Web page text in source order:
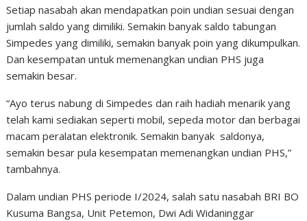
Setiap nasabah akan mendapatkan poin undian sesuai dengan
jumlah saldo yang dimiliki. Semakin banyak saldo tabungan
Simpedes yang dimiliki, semakin banyak poin yang dikumpulkan.
Dan kesempatan untuk memenangkan undian PHS juga
semakin besar.
“Ayo terus nabung di Simpedes dan raih hadiah menarik yang
telah kami sediakan seperti mobil, sepeda motor dan berbagai
macam peralatan elektronik. Semakin banyak saldonya,
semakin besar pula kesempatan memenangkan undian PHS,”
tambahnya.
Dalam undian PHS periode I/2024, salah satu nasabah BRI BO
Kusuma Bangsa, Unit Petemon, Dwi Adi Widaninggar